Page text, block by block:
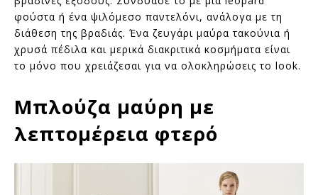
φούστα ή ένα ψιλόμεσο παντελόνι, ανάλογα με τη
διάθεση της βραδιάς. Ένα ζευγάρι μαύρα τακούνια ή
χρυσά πέδιλα και μερικά διακριτικά κοσμήματα είναι
το μόνο που χρειάζεσαι για να ολοκληρώσεις το look.
Μπλούζα μαύρη με
λεπτομέρεια φτερό